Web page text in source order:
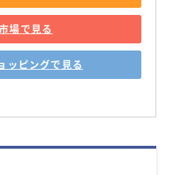
場で見る
ッピングで見る